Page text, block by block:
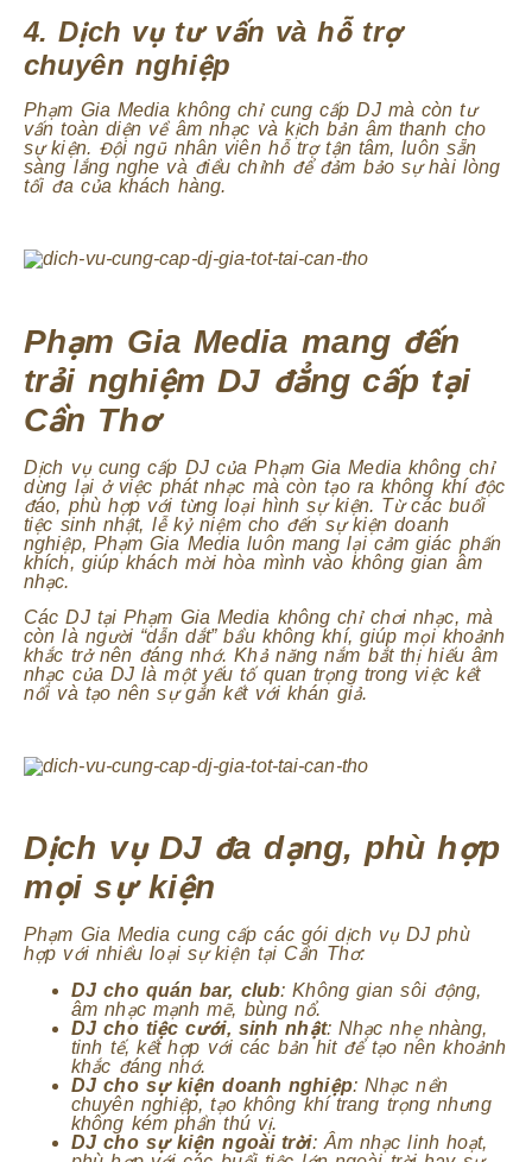
4. Dịch vụ tư vấn và hỗ trợ
chuyên nghiệp
Phạm Gia Media không chỉ cung cấp DJ mà còn tư
vấn toàn diện về âm nhạc và kịch bản âm thanh cho
sự kiện. Đội ngũ nhân viên hỗ trợ tận tâm, luôn sẵn
sàng lắng nghe và điều chỉnh để đảm bảo sự hài lòng
tối đa của khách hàng.
Phạm Gia Media mang đến
trải nghiệm DJ đẳng cấp tại
Cần Thơ
Dịch vụ cung cấp DJ của Phạm Gia Media không chỉ
dừng lại ở việc phát nhạc mà còn tạo ra không khí độc
đáo, phù hợp với từng loại hình sự kiện. Từ các buổi
tiệc sinh nhật, lễ kỷ niệm cho đến sự kiện doanh
nghiệp, Phạm Gia Media luôn mang lại cảm giác phấn
khích, giúp khách mời hòa mình vào không gian âm
nhạc.
Các DJ tại Phạm Gia Media không chỉ chơi nhạc, mà
còn là người “dẫn dắt” bầu không khí, giúp mọi khoảnh
khắc trở nên đáng nhớ. Khả năng nắm bắt thị hiếu âm
nhạc của DJ là một yếu tố quan trọng trong việc kết
nối và tạo nên sự gắn kết với khán giả.
Dịch vụ DJ đa dạng, phù hợp
mọi sự kiện
Phạm Gia Media cung cấp các gói dịch vụ DJ phù
hợp với nhiều loại sự kiện tại Cần Thơ:
DJ cho quán bar, club: Không gian sôi động,
âm nhạc mạnh mẽ, bùng nổ.
DJ cho tiệc cưới, sinh nhật: Nhạc nhẹ nhàng,
tinh tế, kết hợp với các bản hit để tạo nên khoảnh
khắc đáng nhớ.
DJ cho sự kiện doanh nghiệp: Nhạc nền
chuyên nghiệp, tạo không khí trang trọng nhưng
không kém phần thú vị.
DJ cho sự kiện ngoài trời: Âm nhạc linh hoạt,